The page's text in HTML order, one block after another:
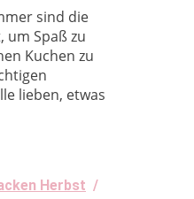
sind die
um Spaß zu
Kuchen zu
lieben, etwas
Herbst /